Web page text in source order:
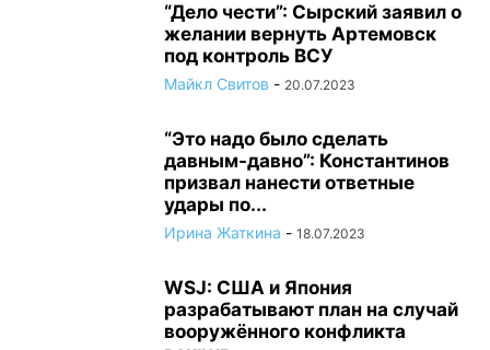
“Дело чести”: Сырский заявил о
желании вернуть Артемовск
под контроль ВСУ
Майкл Свитов - 20.07.2023
“Это надо было сделать
давным-давно”: Константинов
призвал нанести ответные
удары по...
Ирина Жаткина - 18.07.2023
WSJ: США и Япония
разрабатывают план на случай
вооружённого конфликта